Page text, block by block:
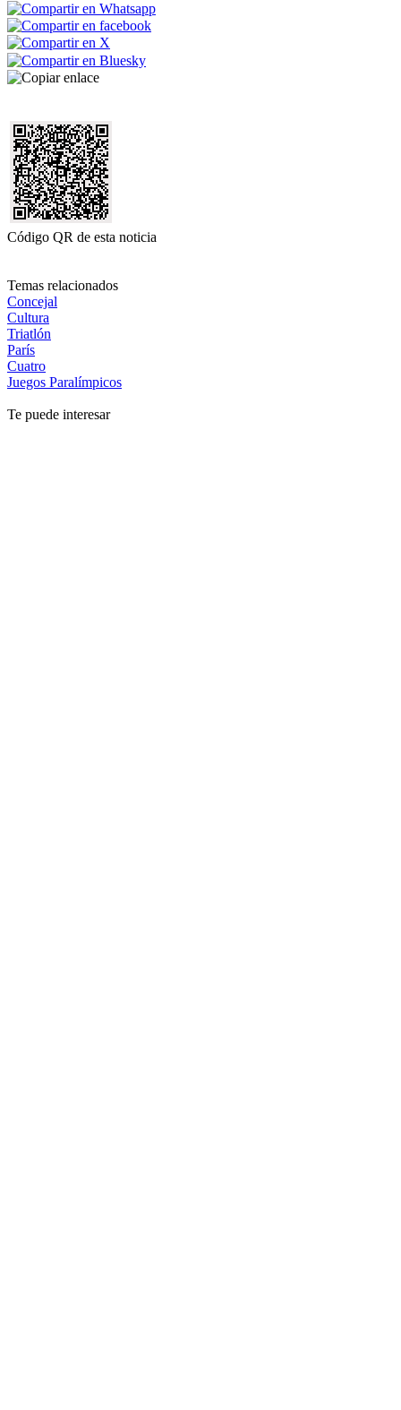
Código QR de esta noticia
Temas relacionados
Concejal
Cultura
Triatlón
París
Cuatro
Juegos Paralímpicos
Te puede interesar